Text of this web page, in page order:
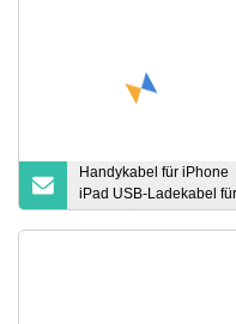
Handykabel für iPhone
iPad USB-Ladekabel für
iOS-Geräte
Schnellladekabel USB-